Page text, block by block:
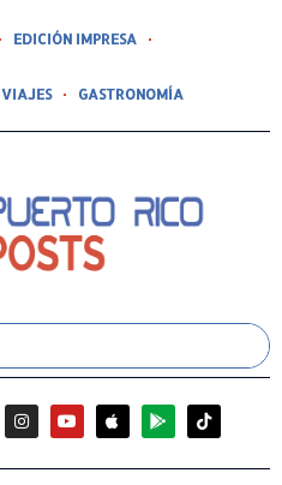
EDICIÓN IMPRESA
VIAJES GASTRONOMÍA